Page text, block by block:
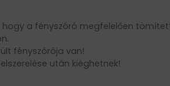
a fényszóró megfelelően
fényszórója van!
után kiéghetnek!